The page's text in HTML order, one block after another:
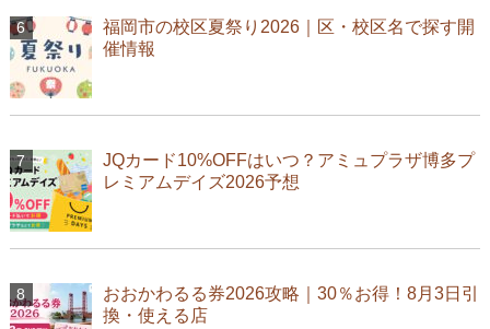
福岡市の校区夏祭り2026｜区・校区名で探す開
催情報
JQカード10%OFFはいつ？アミュプラザ博多プ
レミアムデイズ2026予想
おおかわるる券2026攻略｜30％お得！8月3日引
換・使える店